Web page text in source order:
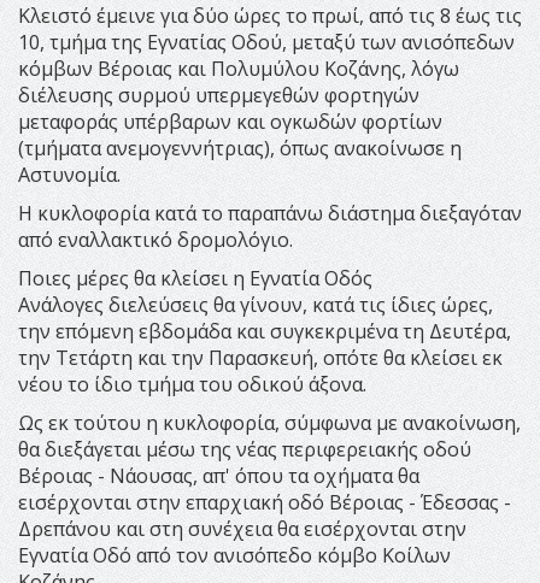
Κλειστό έμεινε για δύο ώρες το πρωί, από τις 8 έως τις
10, τμήμα της Εγνατίας Οδού, μεταξύ των ανισόπεδων
κόμβων Βέροιας και Πολυμύλου Κοζάνης, λόγω
διέλευσης συρμού υπερμεγεθών φορτηγών
μεταφοράς υπέρβαρων και ογκωδών φορτίων
(τμήματα ανεμογεννήτριας), όπως ανακοίνωσε η
Αστυνομία.
Η κυκλοφορία κατά το παραπάνω διάστημα διεξαγόταν
από εναλλακτικό δρομολόγιο.
Ποιες μέρες θα κλείσει η Εγνατία Οδός
Ανάλογες διελεύσεις θα γίνουν, κατά τις ίδιες ώρες,
την επόμενη εβδομάδα και συγκεκριμένα τη Δευτέρα,
την Τετάρτη και την Παρασκευή, οπότε θα κλείσει εκ
νέου το ίδιο τμήμα του οδικού άξονα.
Ως εκ τούτου η κυκλοφορία, σύμφωνα με ανακοίνωση,
θα διεξάγεται μέσω της νέας περιφερειακής οδού
Βέροιας - Νάουσας, απ' όπου τα οχήματα θα
εισέρχονται στην επαρχιακή οδό Βέροιας - Έδεσσας -
Δρεπάνου και στη συνέχεια θα εισέρχονται στην
Εγνατία Οδό από τον ανισόπεδο κόμβο Κοίλων